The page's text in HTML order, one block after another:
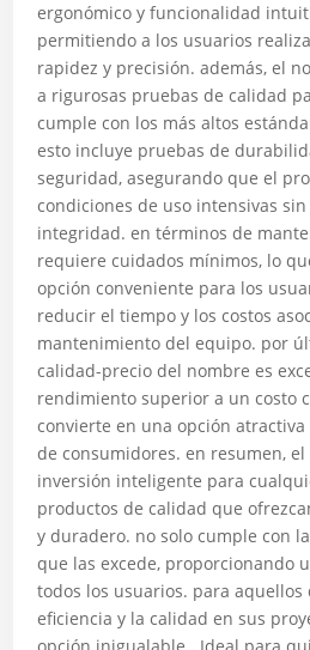
ergonómico y funcionalidad
permitiendo a los usuarios
rapidez y precisión. además, el
a rigurosas pruebas de calidad
cumple con los más altos
esto incluye pruebas de
seguridad, asegurando que el
condiciones de uso intensivas
integridad. en términos de
requiere cuidados mínimos, lo
opción conveniente para los
reducir el tiempo y los costos
mantenimiento del equipo. por
calidad-precio del nombre es
rendimiento superior a un costo
convierte en una opción
de consumidores. en resumen,
inversión inteligente para
productos de calidad que
y duradero. no solo cumple con
que las excede, proporcionando
todos los usuarios. para
eficiencia y la calidad en sus